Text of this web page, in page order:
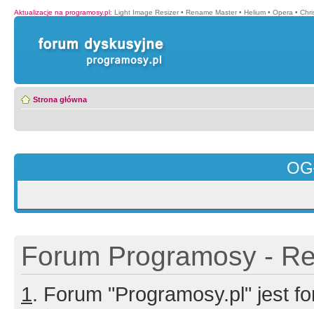
Aktualizacje na programosy.pl: Light Image Resizer • Rename Master • Helium • Opera •
Strona główna
Forum Programosy -
1. Forum "Programosy.pl" jest